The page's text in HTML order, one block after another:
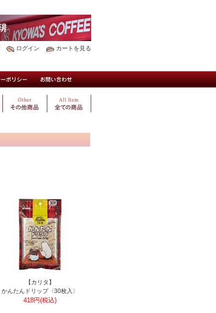
ログイン カートを見る
【カリタ】
かんたんドリップ〈30枚入〉
418円(税込)